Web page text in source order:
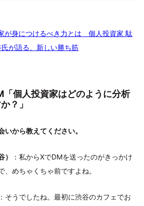
が身につけるべき力とは 個人投資家 駄
が語る、新しい勝ち筋
「個人投資家はどのように分析
？」
いから教えてください。
：私からXでDMを送ったのがきっかけ
、めちゃくちゃ前ですよね。
：そうでしたね。最初に渋谷のカフェでお